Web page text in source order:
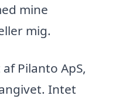
mine
mig.
Pilanto ApS,
Intet